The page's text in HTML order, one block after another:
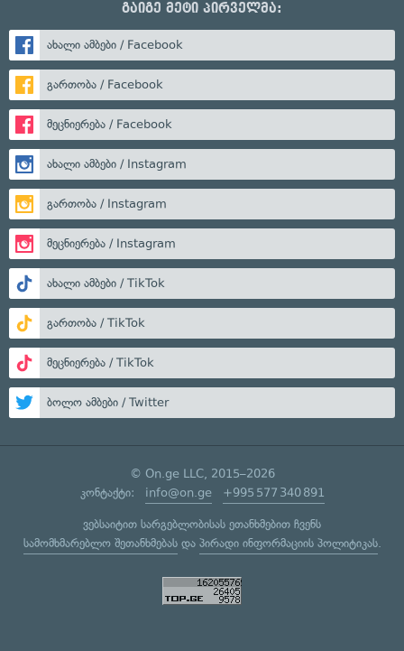
გაიგე მეტი პირველმა:
ახალი ამბები / Facebook
გართობა / Facebook
მეცნიერება / Facebook
ახალი ამბები / Instagram
გართობა / Instagram
მეცნიერება / Instagram
ახალი ამბები / TikTok
გართობა / TikTok
მეცნიერება / TikTok
ბოლო ამბები / Twitter
© On.ge LLC, 2015–2026
კონტაქტი: info@on.ge +995 577 340 891
ვებსაიტით სარგებლობისას ეთანხმებით ჩვენს
სამომხმარებლო შეთანხმებასდა პირადი ინფორმაციის პოლიტიკას.